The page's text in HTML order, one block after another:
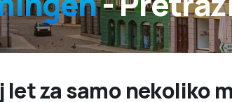
let za samo nekoliko